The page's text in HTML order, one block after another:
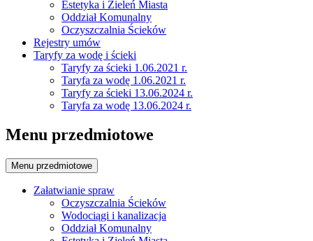
Estetyka i Zieleń Miasta
Oddział Komunalny
Oczyszczalnia Ścieków
Rejestry umów
Taryfy za wodę i ścieki
Taryfy za ścieki 1.06.2021 r.
Taryfa za wodę 1.06.2021 r.
Taryfy za ścieki 13.06.2024 r.
Taryfa za wodę 13.06.2024 r.
Menu przedmiotowe
Menu przedmiotowe
Załatwianie spraw
Oczyszczalnia Ścieków
Wodociągi i kanalizacja
Oddział Komunalny